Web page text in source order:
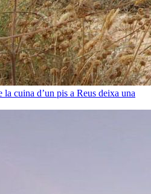
la cuina d’un pis a Reus deixa una